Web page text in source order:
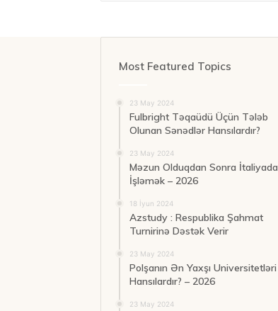
Most Featured Topics
23 May 2024
Fulbright Təqaüdü Üçün Tələb
Olunan Sənədlər Hansılardır?
23 May 2024
Məzun Olduqdan Sonra İtaliyada
İşləmək – 2026
18 İyun 2024
Azstudy : Respublika Şahmat
Turnirinə Dəstək Verir
23 May 2024
Polşanın Ən Yaxşı Universitetləri
Hansılardır? – 2026
23 May 2024